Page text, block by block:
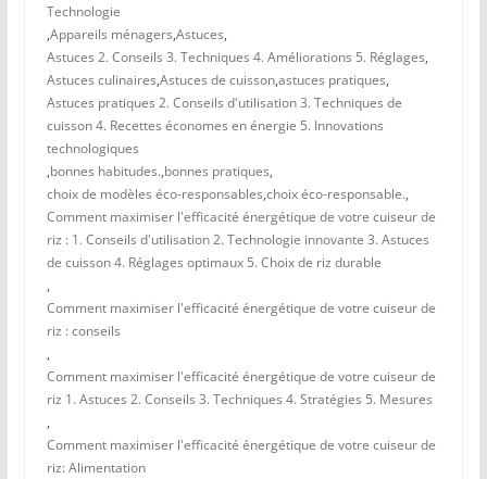
Technologie
,Appareils ménagers,Astuces,
Astuces 2. Conseils 3. Techniques 4. Améliorations 5. Réglages,
Astuces culinaires,Astuces de cuisson,astuces pratiques,
Astuces pratiques 2. Conseils d'utilisation 3. Techniques de
cuisson 4. Recettes économes en énergie 5. Innovations
technologiques
,bonnes habitudes.,bonnes pratiques,
choix de modèles éco-responsables,choix éco-responsable.,
Comment maximiser l'efficacité énergétique de votre cuiseur de
riz : 1. Conseils d'utilisation 2. Technologie innovante 3. Astuces
de cuisson 4. Réglages optimaux 5. Choix de riz durable
,
Comment maximiser l'efficacité énergétique de votre cuiseur de
riz : conseils
,
Comment maximiser l'efficacité énergétique de votre cuiseur de
riz 1. Astuces 2. Conseils 3. Techniques 4. Stratégies 5. Mesures
,
Comment maximiser l'efficacité énergétique de votre cuiseur de
riz: Alimentation